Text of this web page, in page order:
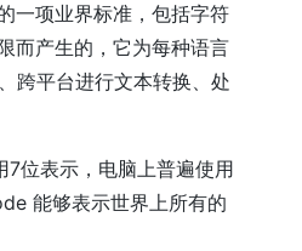
一项业界标准，包括字符
而产生的，它为每种语言
跨平台进行文本转换、处
位表示，电脑上普遍使用
能够表示世界上所有的